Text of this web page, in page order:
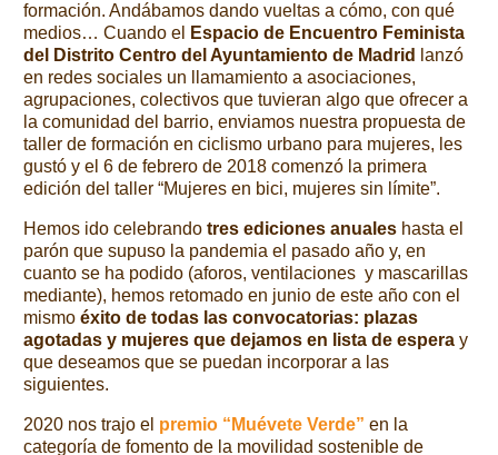
formación. Andábamos dando vueltas a cómo, con qué
medios… Cuando el
Espacio de Encuentro Feminista
del Distrito Centro del Ayuntamiento de Madrid
lanzó
en redes sociales un llamamiento a asociaciones,
agrupaciones, colectivos que tuvieran algo que ofrecer a
la comunidad del barrio, enviamos nuestra propuesta de
taller de formación en ciclismo urbano para mujeres, les
gustó y el 6 de febrero de 2018 comenzó la primera
edición del taller “Mujeres en bici, mujeres sin límite”.
Hemos ido celebrando tres ediciones anuales hasta el
parón que supuso la pandemia el pasado año y, en
cuanto se ha podido (aforos, ventilaciones y mascarillas
mediante), hemos retomado en junio de este año con el
mismo éxito de todas las convocatorias: plazas
agotadas y mujeres que dejamos en lista de espera y
que deseamos que se puedan incorporar a las
siguientes.
2020 nos trajo el premio “Muévete Verde” en la
categoría de fomento de la movilidad sostenible de